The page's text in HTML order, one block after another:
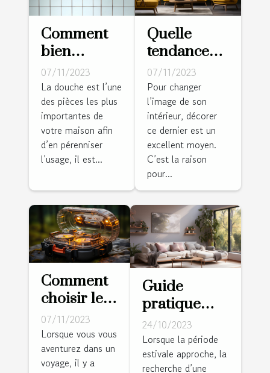
Comment
bien
entretenir
sa douche ?
07/11/2023
La douche est l’une
des pièces les plus
importantes de
votre maison afin
d’en pérenniser
l’usage, il est...
Quelle
tendance
déco pour
un intérieur
en vogue ?
07/11/2023
Pour changer
l’image de son
intérieur, décorer
ce dernier est un
excellent moyen.
C’est la raison
pour...
Comment
choisir le
meilleur
réveil de
voyage
pour vos
07/11/2023
Lorsque vous vous
aventurez dans un
voyage, il y a
Guide
pratique
pour choisir
la bonne
climatisation
24/10/2023
Lorsque la période
estivale approche, la
recherche d’une